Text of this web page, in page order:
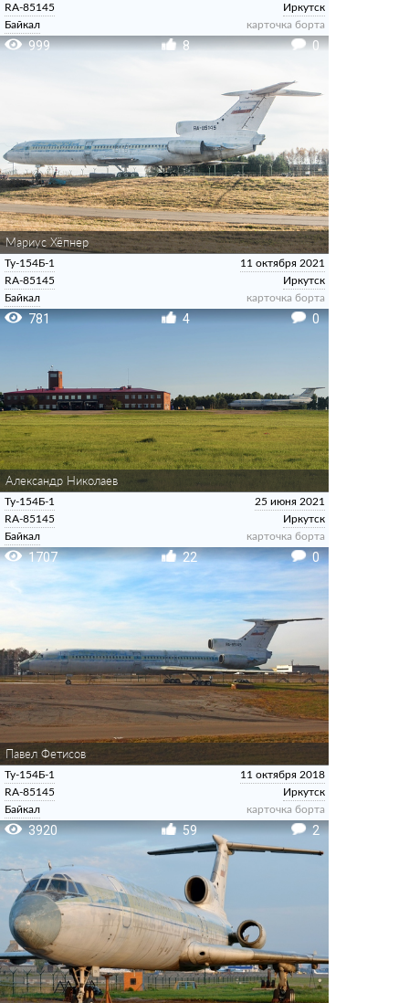
RA-85145
Байкал
Иркутск
карточка борта
999 8 0
Мариус Хёпнер
Ту-154Б-1
RA-85145
Байкал
11 октября 2021
Иркутск
карточка борта
781 4 0
Александр Николаев
Ту-154Б-1
RA-85145
Байкал
25 июня 2021
Иркутск
карточка борта
1707 22 0
Павел Фетисов
Ту-154Б-1
RA-85145
Байкал
11 октября 2018
Иркутск
карточка борта
3920 59 2